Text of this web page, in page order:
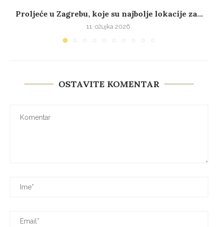
Proljeće u Zagrebu, koje su najbolje lokacije za...
11. ožujka 2026.
OSTAVITE KOMENTAR